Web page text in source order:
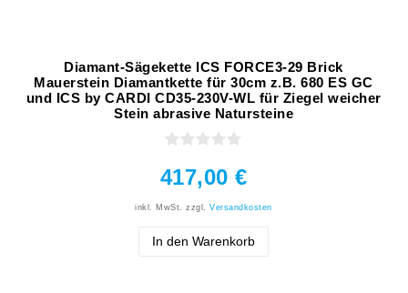
Diamant-Sägekette ICS FORCE3-29 Brick
Mauerstein Diamantkette für 30cm z.B. 680 ES GC
und ICS by CARDI CD35-230V-WL für Ziegel weicher
Stein abrasive Natursteine
417,00 €
inkl. MwSt. zzgl.Versandkosten
In den Warenkorb